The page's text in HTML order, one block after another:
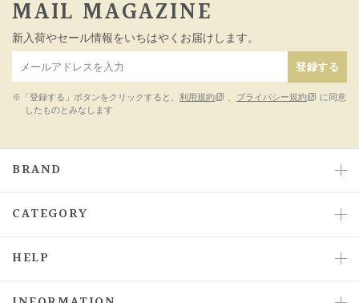
MAIL MAGAZINE
新入荷やセール情報をいちはやくお届けします。
登録する
※「登録する」ボタンをクリックすると、 利用規約 プライバシー規約
に同意
したものとみなします
BRAND
CATEGORY
HELP